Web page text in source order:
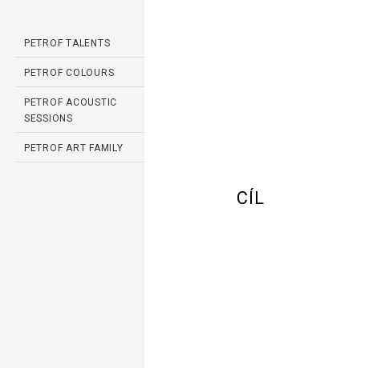
PETROF TALENTS
PETROF COLOURS
PETROF ACOUSTIC
SESSIONS
PETROF ART FAMILY
CÍL